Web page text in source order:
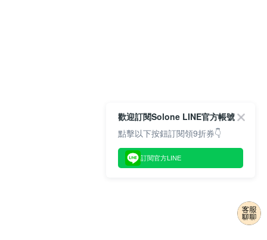
歡迎訂閱Solone LINE官方帳號
點擊以下按鈕訂閱領9折券👇
訂閱官方LINE